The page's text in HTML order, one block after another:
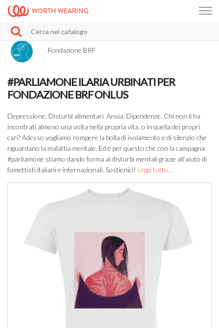
WORTH WEARING
Fondazione BRF
#PARLIAMONE ILARIA URBINATI PER
FONDAZIONE BRF ONLUS
Depressione. Disturbi alimentari. Ansia. Dipendenze. Chi non li ha
incontrati almeno una volta nella propria vita, o in quella dei propri
cari? Adesso vogliamo rompere la bolla di isolamento e di silenzio che
riguardano la malattia mentale. Ed è per questo che con la campagna
#parliamone stiamo dando forma ai disturbi mentali grazie all’aiuto di
fumettisti italiani e internazionali. Sostienici! Leggi tutto...